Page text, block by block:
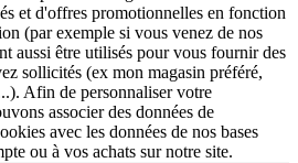
et d'offres promotionnelles en fonction
(par exemple si vous venez de nos
aussi être utilisés pour vous fournir des
sollicités (ex mon magasin préféré,
Afin de personnaliser votre
associer des données de
avec les données de nos bases
ou à vos achats sur notre site.